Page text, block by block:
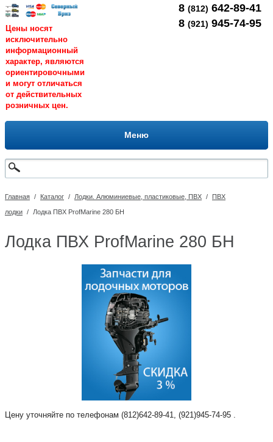
Цены носят
исключительно
информационный
характер, являются
ориентировочными
и могут отличаться
от действительных
розничных цен.
8 (812) 642-89-41
8 (921) 945-74-95
Меню
Главная / Каталог / Лодки. Алюминиевые, пластиковые, ПВХ / ПВХ
лодки / Лодка ПВХ ProfMarine 280 БН
Лодка ПВХ ProfMarine 280 БН
Цену уточняйте по телефонам (812)642-89-41, (921)945-74-95 .